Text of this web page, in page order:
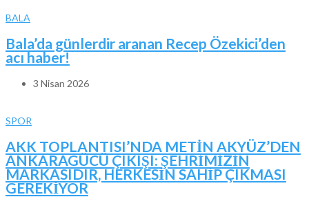
BALA
Bala’da günlerdir aranan Recep Özekici’den
acı haber!
3 Nisan 2026
SPOR
AKK TOPLANTISI’NDA METİN AKYÜZ’DEN
ANKARAGÜCÜ ÇIKIŞI: ŞEHRİMİZİN
MARKASIDIR, HERKESİN SAHİP ÇIKMASI
GEREKİYOR